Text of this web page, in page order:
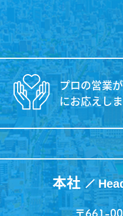
テム
)
修理
プロの営業